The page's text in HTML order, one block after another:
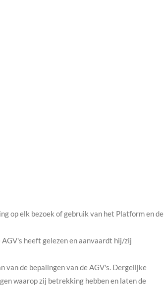
op elk bezoek of gebruik van het Platform en de
heeft gelezen en aanvaardt hij/zij
de bepalingen van de AGV's. Dergelijke
waarop zij betrekking hebben en laten de